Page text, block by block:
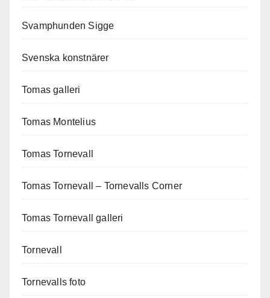
Svamphunden Sigge
Svenska konstnärer
Tomas galleri
Tomas Montelius
Tomas Tornevall
Tomas Tornevall – Tornevalls Corner
Tomas Tornevall galleri
Tornevall
Tornevalls foto